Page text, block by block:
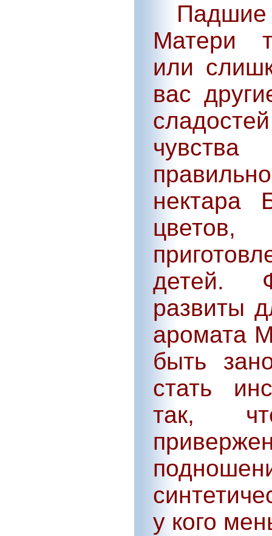
Матери
или
вас
нектара
цветов,
детей.
развиты
аромата
быть
стать
так,
у кого